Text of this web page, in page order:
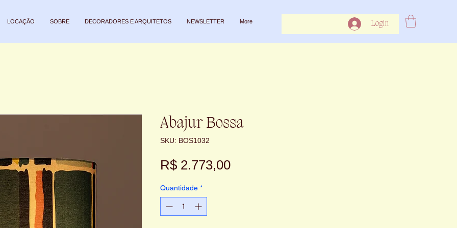
LOCAÇÃO SOBRE DECORADORES E ARQUITETOS NEWSLETTER More Login
Abajur Bossa
SKU: BOS1032
R$ 2.773,00Preço
Quantidade *